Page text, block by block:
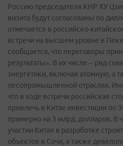
Россию председателя КНР ХУ
визита будут согласованы по
отмечается в российско-
встречи на высшем уровне в
сообщается, что переговоры
результаты». В их числе – ряд
энергетики, включая атомную, а
лесопромышленной отраслях.
что в ходе встречи российская
привлечь в Китае инвестиции по
примерно на 3 млрд. долларов. В
участии Китая в разработке
объектов в Сочи, а также